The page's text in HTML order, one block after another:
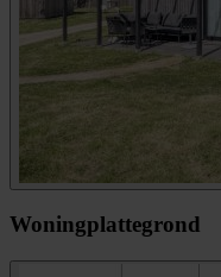
Woningplattegrond